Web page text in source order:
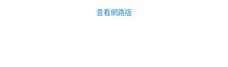
查看網路版